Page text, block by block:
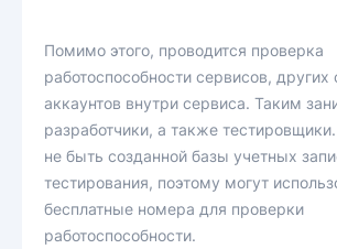
Помимо этого, проводится проверка
работоспособности сервисов, других
аккаунтов внутри сервиса. Таким
разработчики, а также
не быть созданной базы учетных
тестирования, поэтому могут
бесплатные номера для проверки
работоспособности.